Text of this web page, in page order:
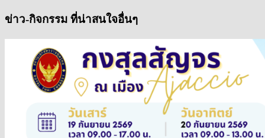
ข่าว-กิจกรรม ที่น่าสนใจอื่นๆ